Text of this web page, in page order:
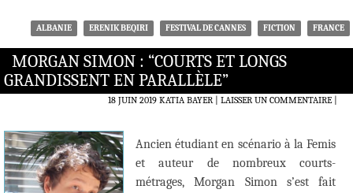
ALBANIE ERENIK BEQIRI FESTIVAL DE CANNES FICTION FRANCE
MORGAN SIMON : “COURTS ET LONGS
GRANDISSENT EN PARALLÈLE”
18 JUIN 2019 KATIA BAYER LAISSER UN COMMENTAIRE|
Ancien étudiant en scénario à la Femis
et auteur de nombreux courts-
métrages, Morgan Simon s’est fait